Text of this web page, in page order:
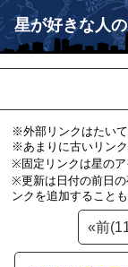
星が好きな人
※外部リンクはたいて
※あまりに古いリンク
※固定リンクは星のア
※更新は日付の前日の
ンクを追加することも
«前